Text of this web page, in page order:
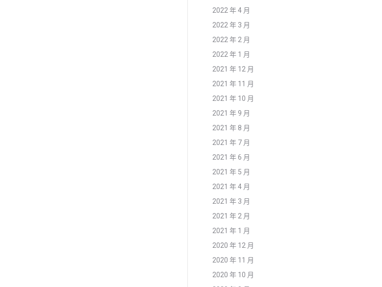
2022 年 4 月
2022 年 3 月
2022 年 2 月
2022 年 1 月
2021 年 12 月
2021 年 11 月
2021 年 10 月
2021 年 9 月
2021 年 8 月
2021 年 7 月
2021 年 6 月
2021 年 5 月
2021 年 4 月
2021 年 3 月
2021 年 2 月
2021 年 1 月
2020 年 12 月
2020 年 11 月
2020 年 10 月